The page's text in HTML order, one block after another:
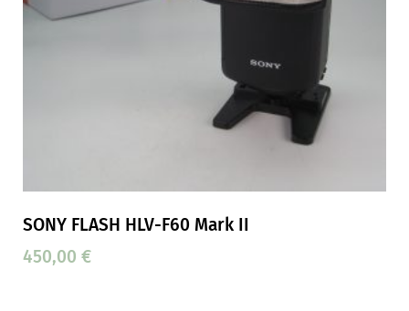
SONY FLASH HLV-F60 Mark II
450,00 €